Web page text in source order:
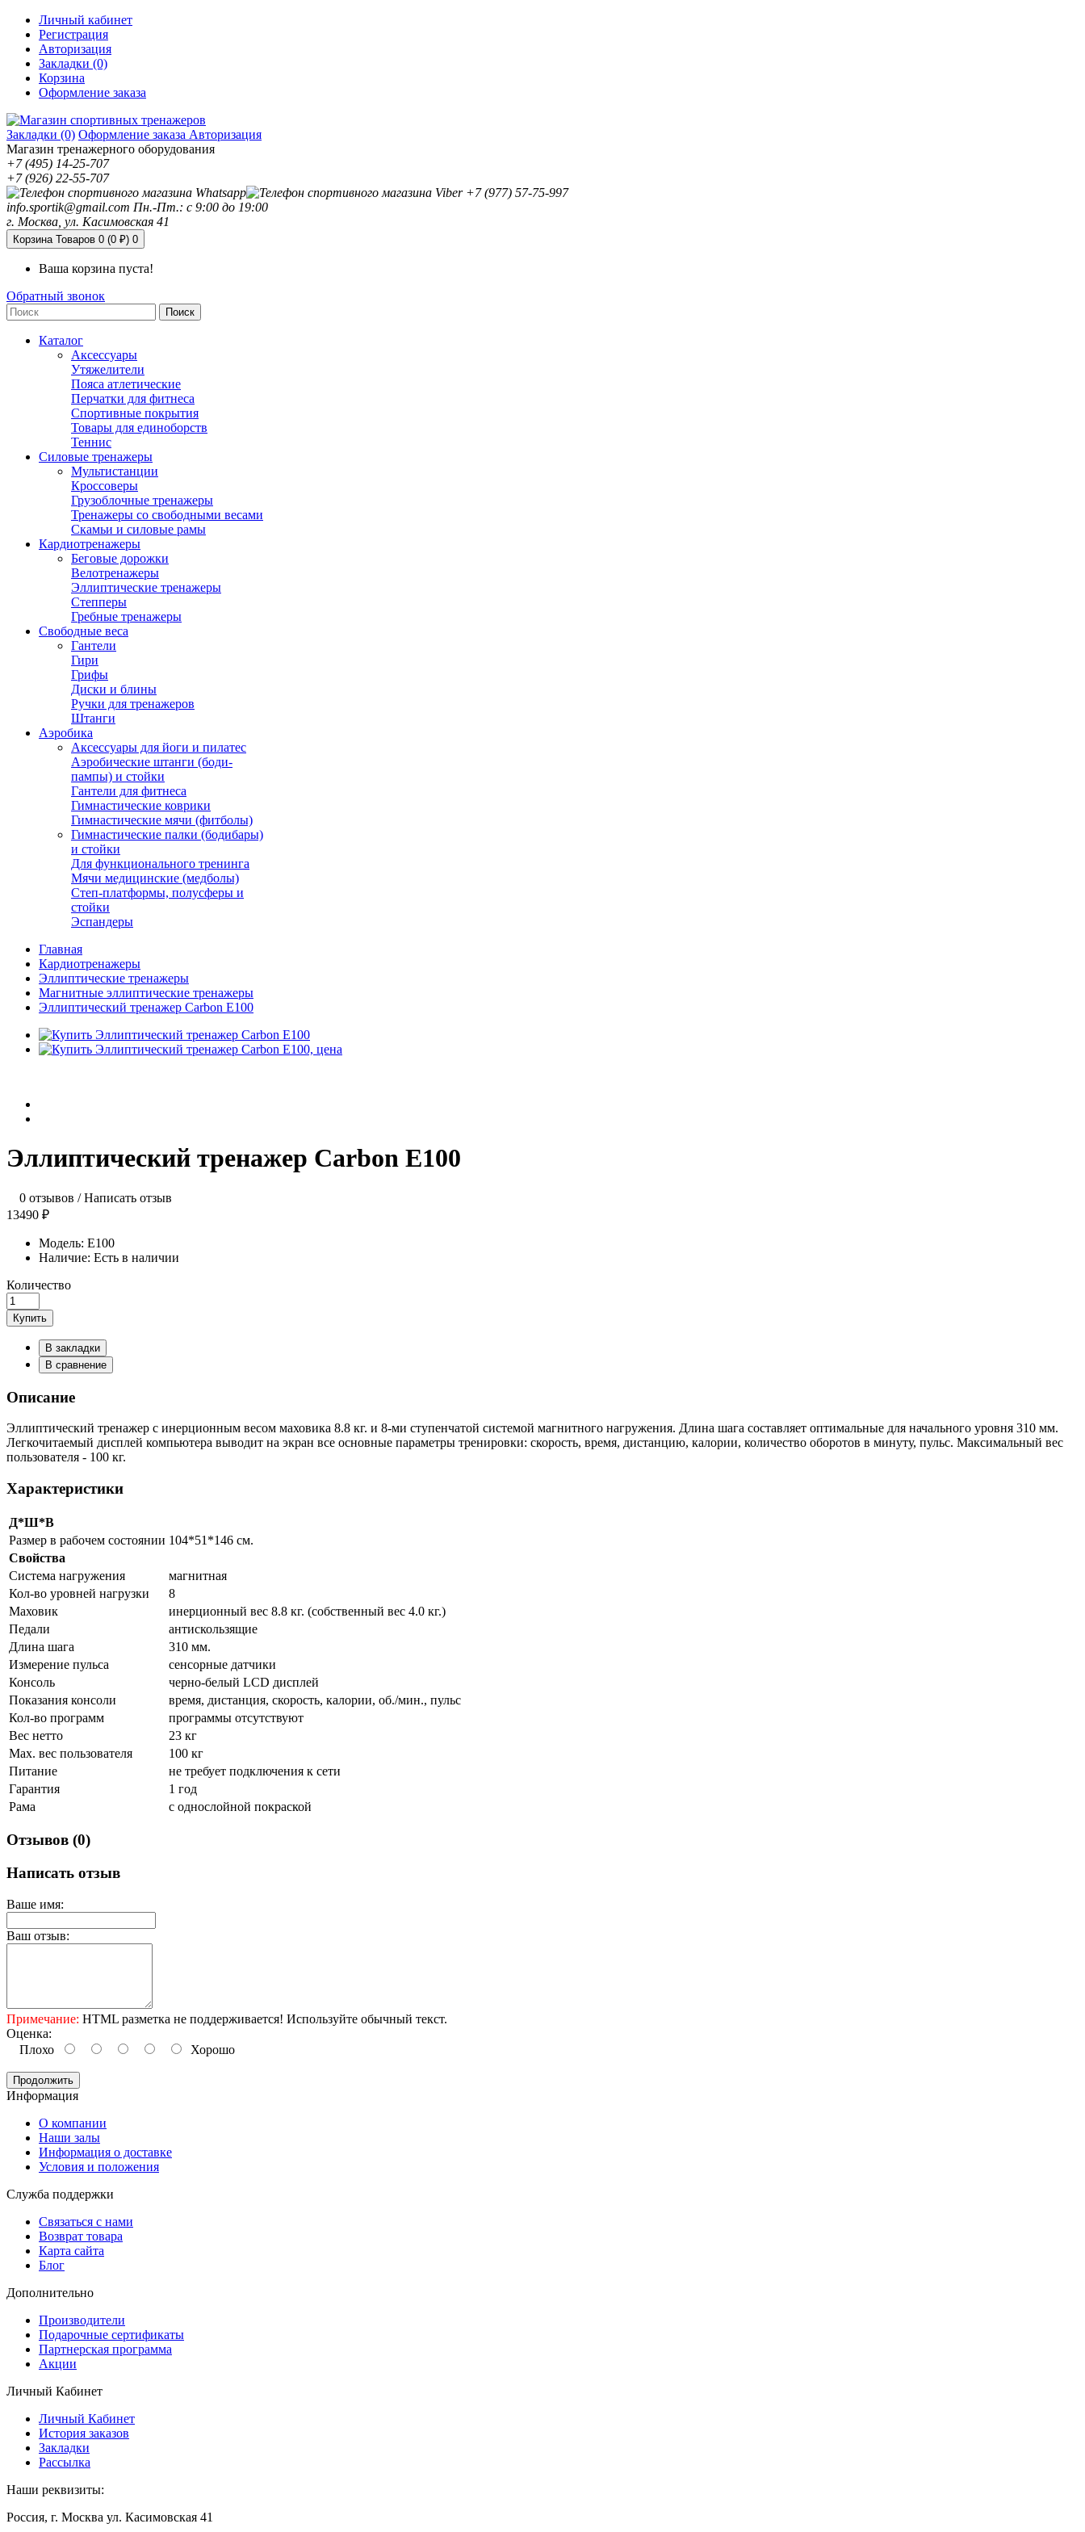
Личный кабинет
Регистрация
Авторизация
Закладки (0)
Корзина
Оформление заказа
Закладки (0) Оформление заказа Авторизация
Магазин тренажерного оборудования
+7 (495) 14-25-707
+7 (926) 22-55-707
+7 (977) 57-75-997
info.sportik@gmail.com Пн.-Пт.: с 9:00 до 19:00
г. Москва, ул. Касимовская 41
Корзина Товаров 0 (0 ₽) 0
Ваша корзина пуста!
Обратный звонок
Поиск
Каталог
Аксессуары
Утяжелители
Пояса атлетические
Перчатки для фитнеса
Спортивные покрытия
Товары для единоборств
Теннис
Силовые тренажеры
Мультистанции
Кроссоверы
Грузоблочные тренажеры
Тренажеры со свободными весами
Скамьи и силовые рамы
Кардиотренажеры
Беговые дорожки
Велотренажеры
Эллиптические тренажеры
Степперы
Гребные тренажеры
Свободные веса
Гантели
Гири
Грифы
Диски и блины
Ручки для тренажеров
Штанги
Аэробика
Аксессуары для йоги и пилатес
Аэробические штанги (боди-
пампы) и стойки
Гантели для фитнеса
Гимнастические коврики
Гимнастические мячи (фитболы)
Гимнастические палки (бодибары)
и стойки
Для функционального тренинга
Мячи медицинские (медболы)
Степ-платформы, полусферы и
стойки
Эспандеры
Главная
Кардиотренажеры
Эллиптические тренажеры
Магнитные эллиптические тренажеры
Эллиптический тренажер Carbon E100
Эллиптический тренажер Carbon E100
0 отзывов /Написать отзыв
13490 ₽
Модель: E100
Наличие: Есть в наличии
Количество
Купить
В закладки
В сравнение
Описание
Эллиптический тренажер с инерционным весом маховика 8.8 кг. и 8-ми ступенчатой системой магнитного нагружения. Длина шага составляет оптимальные для начального уровня 310 мм.
Легкочитаемый дисплей компьютера выводит на экран все основные параметры тренировки: скорость, время, дистанцию, калории, количество оборотов в минуту, пульс. Максимальный вес
пользователя - 100 кг.
Характеристики
Д*Ш*В
Размер в рабочем состоянии 104*51*146 см.
Свойства
Система нагружения
магнитная
Кол-во уровней нагрузки
8
Маховик
инерционный вес 8.8 кг. (собственный вес 4.0 кг.)
Педали
антискользящие
Длина шага
310 мм.
Измерение пульса
сенсорные датчики
Консоль
черно-белый LCD дисплей
Показания консоли
время, дистанция, скорость, калории, об./мин., пульс
Кол-во программ
программы отсутствуют
Вес нетто
23 кг
Max. вес пользователя
100 кг
Питание
не требует подключения к сети
Гарантия
1 год
Рама
с однослойной покраской
Отзывов (0)
Написать отзыв
Ваше имя:
Ваш отзыв:
Примечание: HTML разметка не поддерживается! Используйте обычный текст.
Оценка:
Плохо
Хорошо
Продолжить
Информация
O компании
Наши залы
Информация о доставке
Условия и положения
Служба поддержки
Связаться с нами
Возврат товара
Карта сайта
Блог
Дополнительно
Производители
Подарочные сертификаты
Партнерская программа
Акции
Личный Кабинет
Личный Кабинет
История заказов
Закладки
Рассылка
Наши реквизиты:
Россия, г. Москва ул. Касимовская 41